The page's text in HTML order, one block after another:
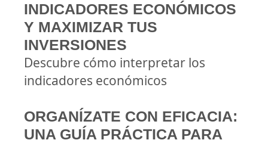
INDICADORES ECONÓMICOS
Y MAXIMIZAR TUS
INVERSIONES
Descubre cómo interpretar los
indicadores económicos
ORGANÍZATE CON EFICACIA:
UNA GUÍA PRÁCTICA PARA